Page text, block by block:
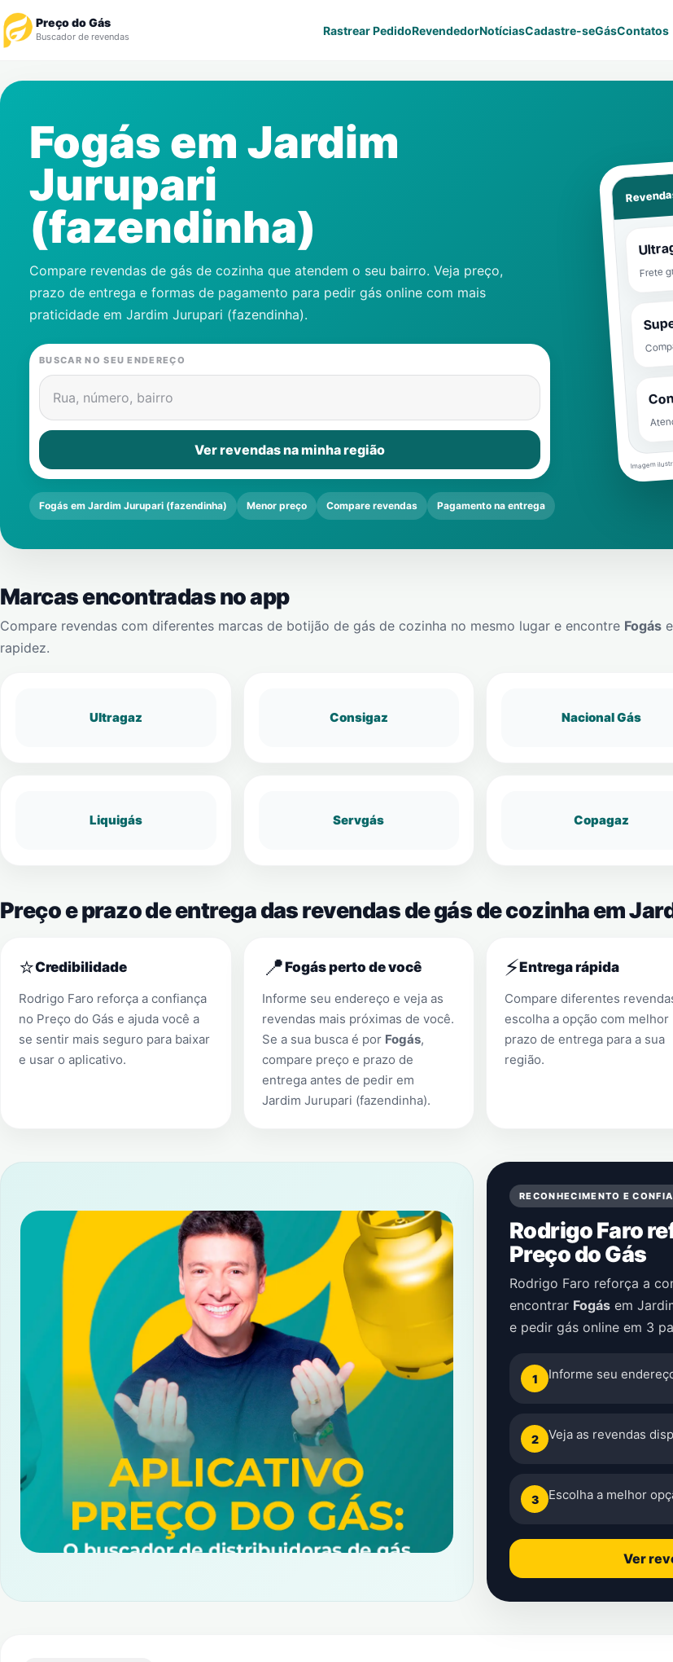
Preço do Gás
Buscador de revendas Rastrear PedidoRevendedorNotíciasCadastre-seGásContatos
Revendedor
Notícias
Cadastre-se
Contatos
Fogás em Jardim
Jurupari
(fazendinha)
Compare revendas de gás de cozinha que atendem o seu bairro. Veja preço,
prazo de entrega e formas de pagamento para pedir gás online com mais
praticidade em Jardim Jurupari (fazendinha).
BUSCAR NO SEU ENDEREÇO
Rua, número, bairro
Ver revendas na minha região
Fogás em Jardim Jurupari (fazendinha) Menor preço Compare revendas Pagamento na entrega
Frete
Imagem
Marcas encontradas no app
Compare revendas com diferentes marcas de botijão de gás de cozinha no mesmo lugar e encontre Fogás
rapidez.
Ultragaz Consigaz Nacional Gás
Liquigás Servgás Copagaz
Preço e prazo de entrega das revendas de gás de cozinha em
⭐Credibilidade
Rodrigo Faro reforça a confiança
no Preço do Gás e ajuda você a
se sentir mais seguro para baixar
e usar o aplicativo.
📍Fogás perto de você
Informe seu endereço e veja as
revendas mais próximas de você.
Se a sua busca é por Fogás,
compare preço e prazo de
entrega antes de pedir em
Jardim Jurupari (fazendinha).
⚡Entrega rápida
Compare diferentes
escolha a opção com melhor
prazo de entrega para a sua
região.
RECONHECIMENTO E
Rodrigo Faro
Preço do Gás
Rodrigo Faro reforça a
encontrar Fogás em
e pedir gás online em 3
1 Informe seu
2 Veja as revendas
3 Escolha a melhor
Ver